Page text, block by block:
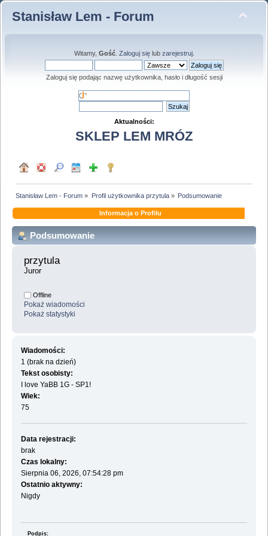
Stanisław Lem - Forum
Witamy, Gość. Zaloguj sięlub zarejestruj.
Zaloguj się podając nazwę użytkownika, hasło i długość sesji
Aktualności:
SKLEP LEM MRÓZ
Stanisław Lem - Forum » Profil użytkownika przytula» Podsumowanie
Informacja o Profilu
Podsumowanie
przytula
Juror
Offline
Pokaż wiadomości
Pokaż statystyki
Wiadomości:
1 (brak na dzień)
Tekst osobisty:
I love YaBB 1G - SP1!
Wiek:
75
Data rejestracji:
brak
Czas lokalny:
Sierpnia 06, 2026, 07:54:28 pm
Ostatnio aktywny:
Nigdy
Podpis: